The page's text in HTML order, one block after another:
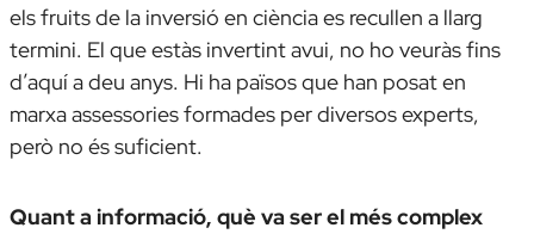
els fruits de la inversió en ciència es recullen a llarg
termini. El que estàs invertint avui, no ho veuràs fins
d’aquí a deu anys. Hi ha països que han posat en
marxa assessories formades per diversos experts,
però no és suficient.
Quant a informació, què va ser el més complex